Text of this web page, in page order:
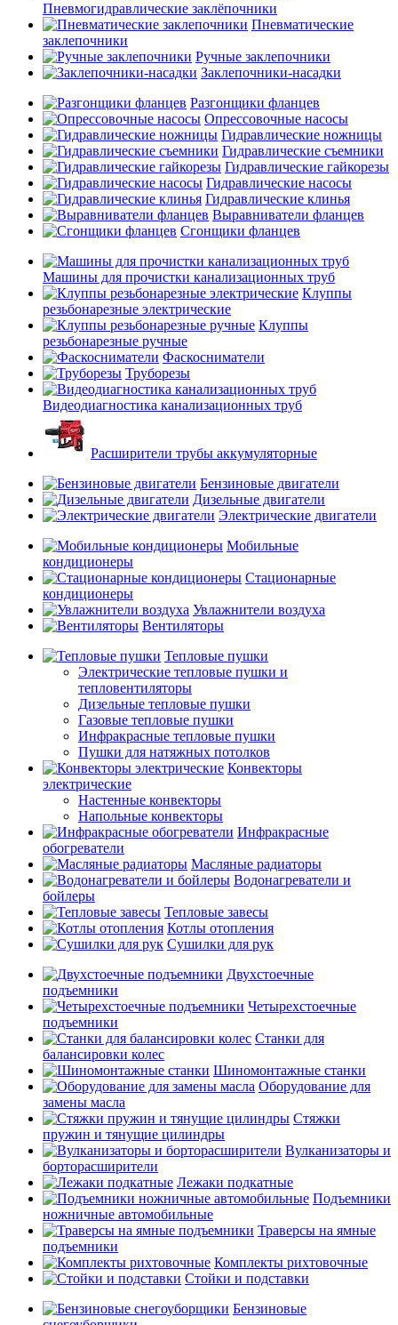
Пневмогидравлические заклёпочники
Пневматические
заклепочники
Ручные заклепочники
Заклепочники-насадки
Разгонщики фланцев
Опрессовочные насосы
Гидравлические ножницы
Гидравлические съемники
Гидравлические гайкорезы
Гидравлические насосы
Гидравлические клинья
Выравниватели фланцев
Сгонщики фланцев
Машины для прочистки канализационных труб
Клуппы
резьбонарезные электрические
Клуппы
резьбонарезные ручные
Фаскосниматели
Труборезы
Видеодиагностика канализационных труб
Расширители трубы аккумуляторные
Бензиновые двигатели
Дизельные двигатели
Электрические двигатели
Мобильные
кондиционеры
Стационарные
кондиционеры
Увлажнители воздуха
Вентиляторы
Тепловые пушки
Электрические тепловые пушки и
тепловентиляторы
Дизельные тепловые пушки
Газовые тепловые пушки
Инфракрасные тепловые пушки
Пушки для натяжных потолков
Конвекторы
электрические
Настенные конвекторы
Напольные конвекторы
Инфракрасные
обогреватели
Масляные радиаторы
Водонагреватели и
бойлеры
Тепловые завесы
Котлы отопления
Сушилки для рук
Двухстоечные
подъемники
Четырехстоечные
подъемники
Станки для
балансировки колес
Шиномонтажные станки
Оборудование для
замены масла
Стяжки
пружин и тянущие цилиндры
Вулканизаторы и
борторасширители
Лежаки подкатные
Подъемники
ножничные автомобильные
Траверсы на ямные
подъемники
Комплекты рихтовочные
Стойки и подставки
Бензиновые